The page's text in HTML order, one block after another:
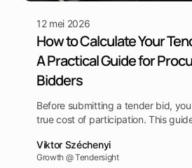
12 mei 2026
How to Calculate Your
A Practical Guide for
Bidders
Before submitting a tender bid,
true cost of participation. This
guarantees — and shows you how
Cost Calculator.
Viktor Széchenyi
Growth @ Tendersight